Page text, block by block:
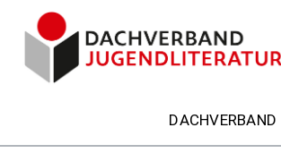
DACHVERBAND